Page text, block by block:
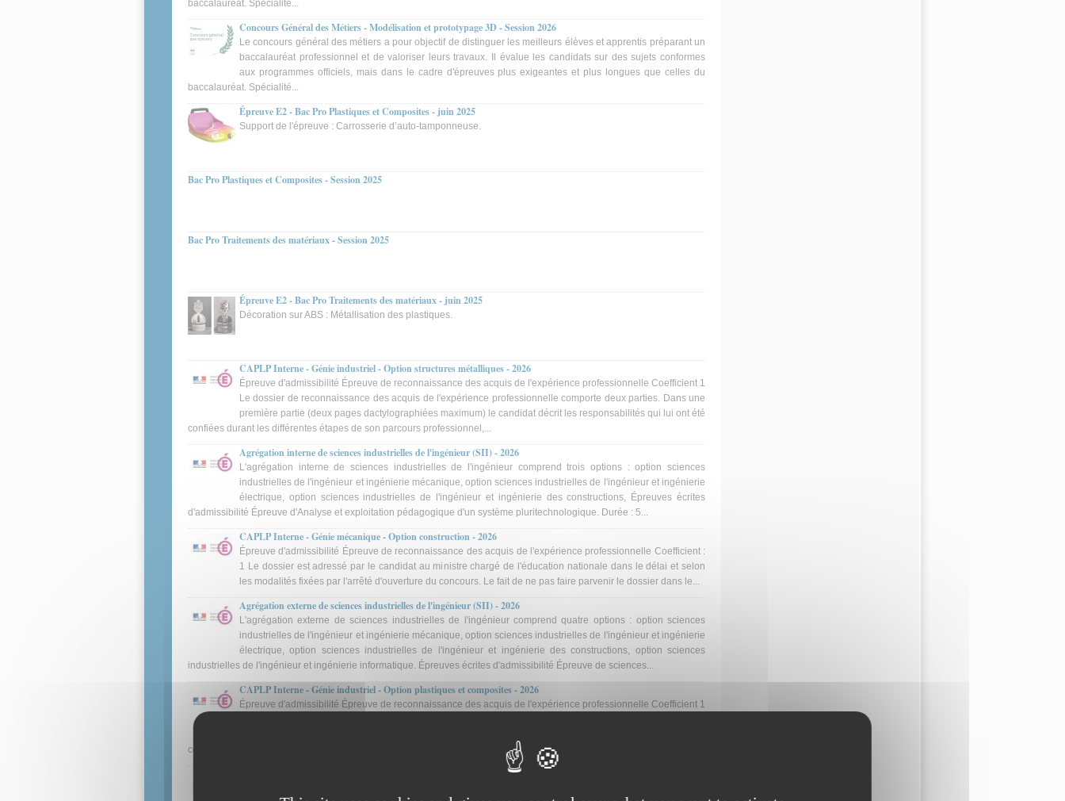
baccalauréat. Spécialité...
Concours Général des Métiers - Modélisation et prototypage 3D - Session 2026
Le concours général des métiers a pour objectif de distinguer les meilleurs élèves et apprentis préparant un
baccalauréat professionnel et de valoriser leurs travaux. Il évalue les candidats sur des sujets conformes
aux programmes officiels, mais dans le cadre d'épreuves plus exigeantes et plus longues que celles du
baccalauréat. Spécialité...
Épreuve E2 - Bac Pro Plastiques et Composites - juin 2025
Support de l'épreuve : Carrosserie d’auto-tamponneuse.
Bac Pro Plastiques et Composites - Session 2025
Bac Pro Traitements des matériaux - Session 2025
Épreuve E2 - Bac Pro Traitements des matériaux - juin 2025
Décoration sur ABS : Métallisation des plastiques.
CAPLP Interne - Génie industriel - Option structures métalliques - 2026
Épreuve d'admissibilité Épreuve de reconnaissance des acquis de l'expérience professionnelle Coefficient 1
Le dossier de reconnaissance des acquis de l'expérience professionnelle comporte deux parties. Dans une
première partie (deux pages dactylographiées maximum) le candidat décrit les responsabilités qui lui ont été
confiées durant les différentes étapes de son parcours professionnel,...
Agrégation interne de sciences industrielles de l'ingénieur (SII) - 2026
L'agrégation interne de sciences industrielles de l'ingénieur comprend trois options : option sciences
industrielles de l'ingénieur et ingénierie mécanique, option sciences industrielles de l'ingénieur et ingénierie
électrique, option sciences industrielles de l'ingénieur et ingénierie des constructions, Épreuves écrites
d'admissibilité Épreuve d'Analyse et exploitation pédagogique d'un système pluritechnologique. Durée : 5...
CAPLP Interne - Génie mécanique - Option construction - 2026
Épreuve d'admissibilité Épreuve de reconnaissance des acquis de l'expérience professionnelle Coefficient :
1 Le dossier est adressé par le candidat au ministre chargé de l'éducation nationale dans le délai et selon
les modalités fixées par l'arrêté d'ouverture du concours. Le fait de ne pas faire parvenir le dossier dans le...
Agrégation externe de sciences industrielles de l'ingénieur (SII) - 2026
L'agrégation externe de sciences industrielles de l'ingénieur comprend quatre options : option sciences
industrielles de l'ingénieur et ingénierie mécanique, option sciences industrielles de l'ingénieur et ingénierie
électrique, option sciences industrielles de l'ingénieur et ingénierie des constructions, option sciences
industrielles de l'ingénieur et ingénierie informatique. Épreuves écrites d'admissibilité Épreuve de sciences...
CAPLP Interne - Génie industriel - Option plastiques et composites - 2026
Épreuve d'admissibilité Épreuve de reconnaissance des acquis de l'expérience professionnelle Coefficient 1
confiées durant les différentes étapes de son parcours professionnel,...